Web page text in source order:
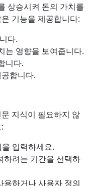
상승시켜 돈의 가치를
기능을 제공합니다:
다.
는 영향을 보여줍니다.
니다.
합니다.
지식이 필요하지 않
입력하세요.
하려는 기간을 선택하
용하거나 사용자 정의